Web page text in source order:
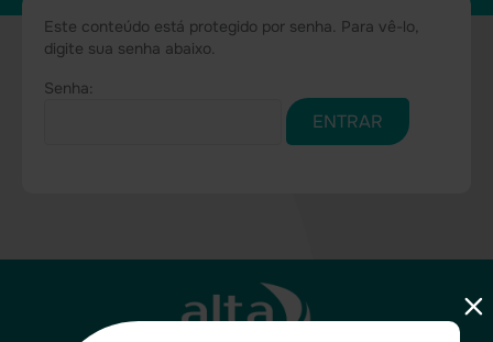
Este conteúdo está protegido por senha. Para vê-lo,
digite sua senha abaixo.
Senha: